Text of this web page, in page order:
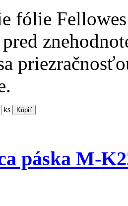
fólie
ks Kúpiť
páska M-